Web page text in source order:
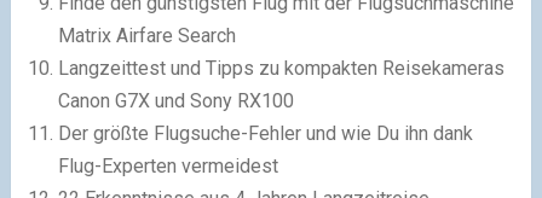
Matrix Airfare Search
Langzeittest und Tipps zu kompakten Reisekameras
Canon G7X und Sony RX100
Der größte Flugsuche-Fehler und wie Du ihn dank
Flug-Experten vermeidest